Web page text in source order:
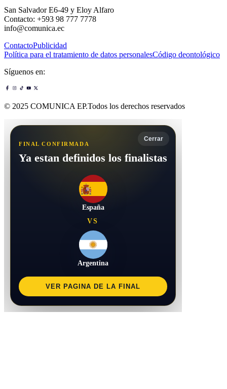
San Salvador E6-49 y Eloy Alfaro
Contacto: +593 98 777 7778
info@comunica.ec
ContactoPublicidad
Política para el tratamiento de datos personalesCódigo deontológico
Síguenos en:
© 2025 COMUNICA EP.Todos los derechos reservados
Cerrar
FINAL CONFIRMADA
Ya estan definidos los finalistas
España
VS
Argentina
VER PAGINA DE LA FINAL